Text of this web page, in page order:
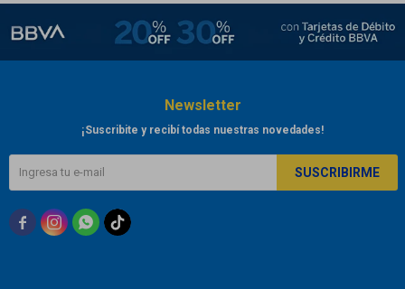
Newsletter
¡Suscribite y recibí todas nuestras novedades!
SUSCRIBIRME
  